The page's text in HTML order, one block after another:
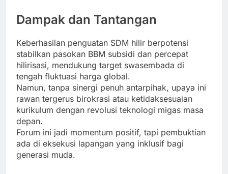
Dampak dan Tantangan
Keberhasilan penguatan SDM hilir berpotensi
stabilkan pasokan BBM subsidi dan percepat
hilirisasi, mendukung target swasembada di
tengah fluktuasi harga global.
Namun, tanpa sinergi penuh antarpihak, upaya ini
rawan tergerus birokrasi atau ketidaksesuaian
kurikulum dengan revolusi teknologi migas masa
depan.
Forum ini jadi momentum positif, tapi pembuktian
ada di eksekusi lapangan yang inklusif bagi
generasi muda.